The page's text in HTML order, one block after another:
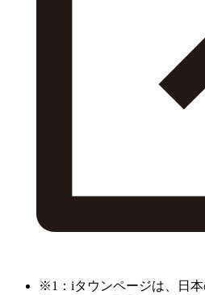
※1：iタウンページは、日